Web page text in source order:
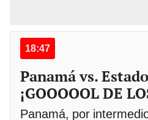
18:47
Panamá vs.
¡GOOOOOL DE
Panamá, por